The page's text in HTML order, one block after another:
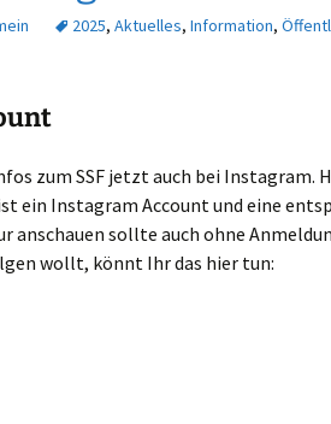
2025, Aktuelles, Information,
zum SSF jetzt auch bei Instagram.
ein Instagram Account und eine
anschauen sollte auch ohne
wollt, könnt Ihr das hier tun: